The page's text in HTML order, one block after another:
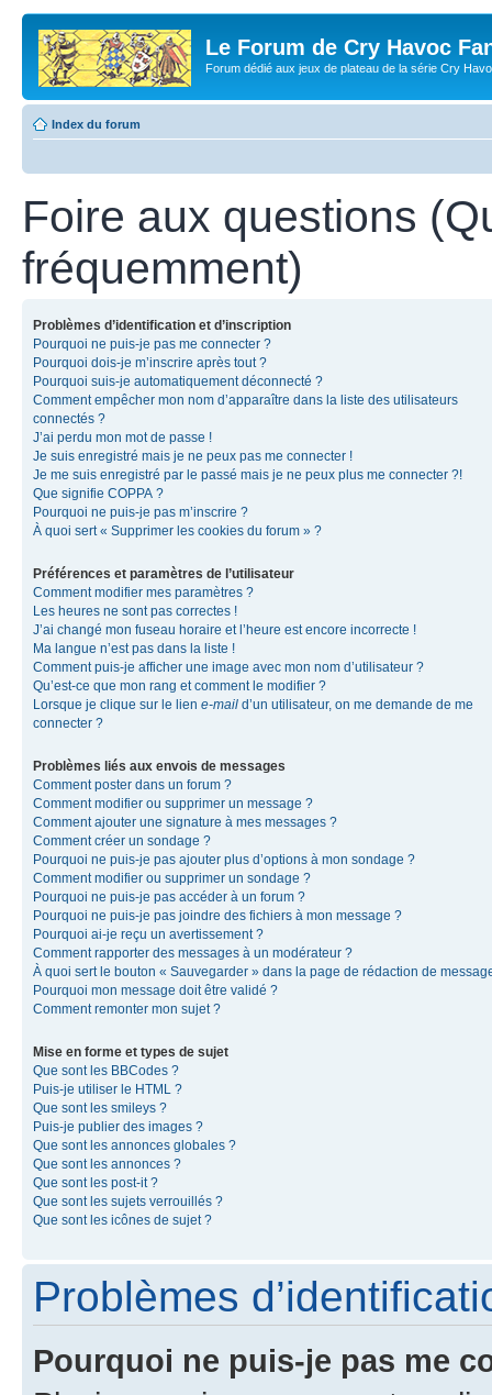
Le Forum de Cry Havoc
Forum dédié aux jeux de plateau de la série Cry
Index du forum
Foire aux questions
fréquemment)
Problèmes d’identification et d’inscription
Pourquoi ne puis-je pas me connecter ?
Pourquoi dois-je m’inscrire après tout ?
Pourquoi suis-je automatiquement déconnecté ?
Comment empêcher mon nom d’apparaître dans la liste des utilisateurs
connectés ?
J’ai perdu mon mot de passe !
Je suis enregistré mais je ne peux pas me connecter !
Je me suis enregistré par le passé mais je ne peux plus me connecter ?!
Que signifie COPPA ?
Pourquoi ne puis-je pas m’inscrire ?
À quoi sert « Supprimer les cookies du forum » ?
Préférences et paramètres de l’utilisateur
Comment modifier mes paramètres ?
Les heures ne sont pas correctes !
J’ai changé mon fuseau horaire et l’heure est encore incorrecte !
Ma langue n’est pas dans la liste !
Comment puis-je afficher une image avec mon nom d’utilisateur ?
Qu’est-ce que mon rang et comment le modifier ?
Lorsque je clique sur le lien e-mail d’un utilisateur, on me demande de me
connecter ?
Problèmes liés aux envois de messages
Comment poster dans un forum ?
Comment modifier ou supprimer un message ?
Comment ajouter une signature à mes messages ?
Comment créer un sondage ?
Pourquoi ne puis-je pas ajouter plus d’options à mon sondage ?
Comment modifier ou supprimer un sondage ?
Pourquoi ne puis-je pas accéder à un forum ?
Pourquoi ne puis-je pas joindre des fichiers à mon message ?
Pourquoi ai-je reçu un avertissement ?
Comment rapporter des messages à un modérateur ?
À quoi sert le bouton « Sauvegarder » dans la page de rédaction de
Pourquoi mon message doit être validé ?
Comment remonter mon sujet ?
Mise en forme et types de sujet
Que sont les BBCodes ?
Puis-je utiliser le HTML ?
Que sont les smileys ?
Puis-je publier des images ?
Que sont les annonces globales ?
Que sont les annonces ?
Que sont les post-it ?
Que sont les sujets verrouillés ?
Que sont les icônes de sujet ?
Problèmes
Pourquoi ne puis-je pas me